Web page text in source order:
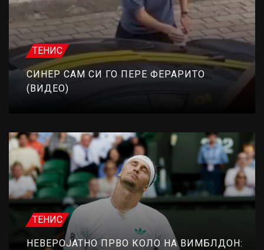
ТЕНИС
СИНЕР САМ СИ ГО ПЕРЕ ФЕРАРИТО
(ВИДЕО)
ТЕНИС
НЕВЕРОЈАТНО ПРВО КОЛО НА ВИМБЛДОН: